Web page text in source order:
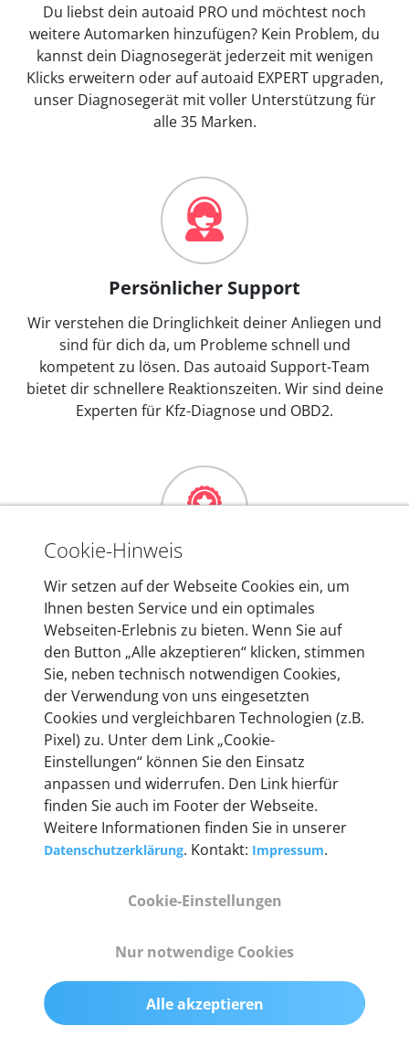
Du liebst dein autoaid PRO und möchtest noch
weitere Automarken hinzufügen? Kein Problem, du
kannst dein Diagnosegerät jederzeit mit wenigen
Klicks erweitern oder auf autoaid EXPERT upgraden,
unser Diagnosegerät mit voller Unterstützung für
alle 35 Marken.
Persönlicher Support
Wir verstehen die Dringlichkeit deiner Anliegen und
sind für dich da, um Probleme schnell und
kompetent zu lösen. Das autoaid Support-Team
bietet dir schnellere Reaktionszeiten. Wir sind deine
Experten für Kfz-Diagnose und OBD2.
Mehr als 10 Jahre Erfahrung
In den Kfz-Diagnosegeräten von autoaid stecken
mehr als 10 Jahre Erfahrung, und auch in Zukunft
entwickeln wir unsere Produkte am Standort in
Berlin laufend weiter. Auf diese Qualität vertrauen
heute mehr als 60.000 Privatkunden und
Unternehmen.
Technische Details &
Gewicht
Cookie-Hinweis
Wir setzen auf der Webseite Cookies ein, um
Ihnen besten Service und ein optimales
Webseiten-Erlebnis zu bieten. Wenn Sie auf
den Button „Alle akzeptieren“ klicken, stimmen
Sie, neben technisch notwendigen Cookies,
der Verwendung von uns eingesetzten
Cookies und vergleichbaren Technologien (z.B.
Pixel) zu. Unter dem Link „Cookie-
Einstellungen“ können Sie den Einsatz
anpassen und widerrufen. Den Link hierfür
finden Sie auch im Footer der Webseite.
Weitere Informationen finden Sie in unserer
Datenschutzerklärung. Kontakt: Impressum.
Cookie-Einstellungen
Nur notwendige Cookies
Alle akzeptieren